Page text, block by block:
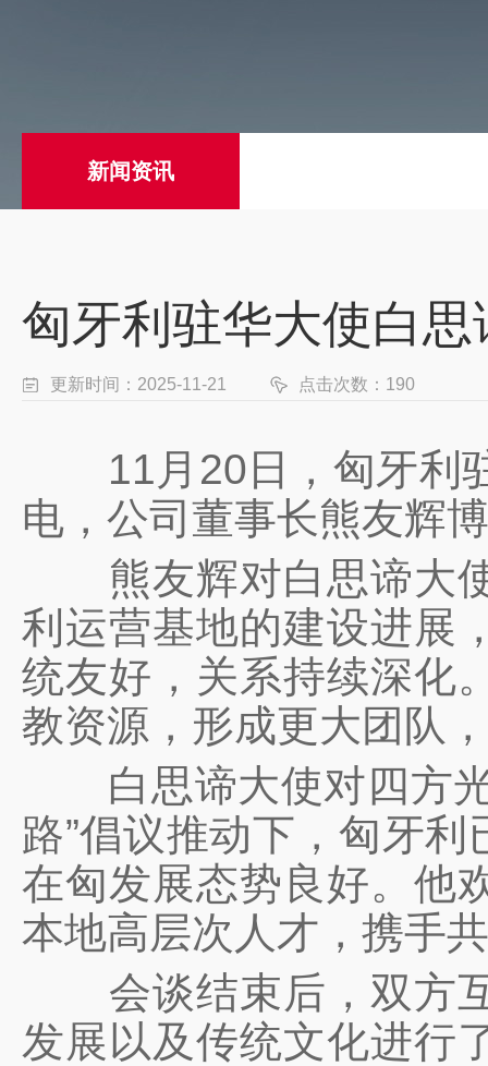
新闻资讯
匈牙利驻华大使白
更新时间：2025-11-21 点击次数：190
11月20日，匈牙利驻
电，公司董事长熊友辉
熊友辉对白思谛大使
利运营基地的建设进展
统友好，关系持续深化
教资源，形成更大团队
白思谛大使对四方光
路”倡议推动下，匈牙
在匈发展态势良好。他
本地高层次人才，携手
会谈结束后，双方互
发展以及传统文化进行